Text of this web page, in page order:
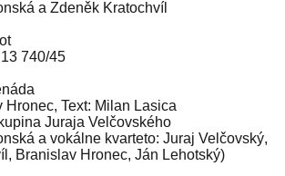
a Zdeněk Kratochvíl
740/45
Hronec, Text: Milan Lasica
Juraja Velčovského
a vokálne kvarteto: Juraj Velčovský,
Branislav Hronec, Ján Lehotský)